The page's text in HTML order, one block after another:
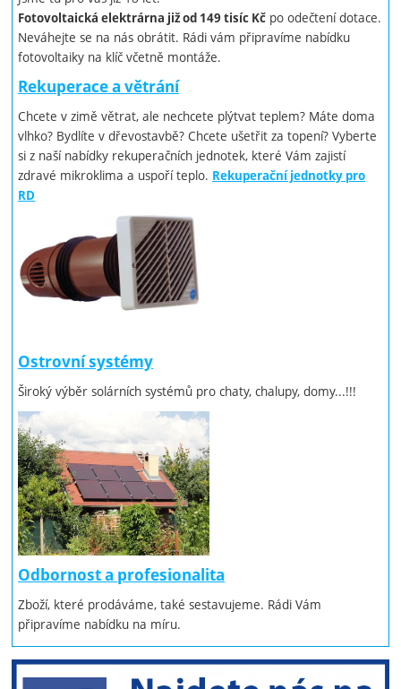
Fotovoltaická elektrárna již od 149 tisíc Kč po odečtení dotace.
Neváhejte se na nás obrátit. Rádi vám připravíme nabídku
fotovoltaiky na klíč včetně montáže.
Rekuperace a větrání
Chcete v zimě větrat, ale nechcete plýtvat teplem? Máte doma
vlhko? Bydlíte v dřevostavbě? Chcete ušetřit za topení? Vyberte
si z naší nabídky rekuperačních jednotek, které Vám zajistí
zdravé mikroklima a uspoří teplo. Rekuperační jednotky pro
RD
Ostrovní systémy
Široký výběr solárních systémů pro chaty, chalupy, domy...!!!
Odbornost a profesionalita
Zboží, které prodáváme, také sestavujeme. Rádi Vám
připravíme nabídku na míru.